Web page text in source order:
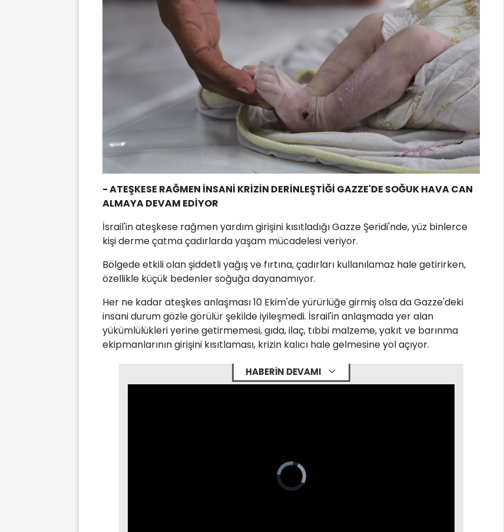
- ATEŞKESE RAĞMEN İNSANİ KRİZİN DERİNLEŞTİĞİ GAZZE'DE SOĞUK HAVA CAN
ALMAYA DEVAM EDİYOR
İsrail'in ateşkese rağmen yardım girişini kısıtladığı Gazze Şeridi'nde, yüz binlerce
kişi derme çatma çadırlarda yaşam mücadelesi veriyor.
Bölgede etkili olan şiddetli yağış ve fırtına, çadırları kullanılamaz hale getirirken,
özellikle küçük bedenler soğuğa dayanamıyor.
Her ne kadar ateşkes anlaşması 10 Ekim'de yürürlüğe girmiş olsa da Gazze'deki
insani durum gözle görülür şekilde iyileşmedi. İsrail'in anlaşmada yer alan
yükümlülükleri yerine getirmemesi, gıda, ilaç, tıbbi malzeme, yakıt ve barınma
ekipmanlarının girişini kısıtlaması, krizin kalıcı hale gelmesine yol açıyor.
HABERİN DEVAMI